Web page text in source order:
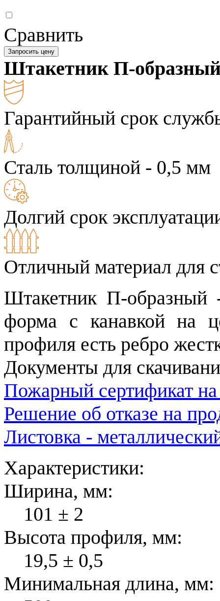
Сравнить
Запросить цену
Штакетник П-
Гарантийный срок
Сталь толщиной - 0,5 мм
Долгий срок
Отличный материал для
Штакетник П-
форма с канавкой на
профиля есть ребро
Документы для
Пожарный сертификат
Решение об отказе на
Листовка -
Характеристики:
Ширина, мм:
101 ± 2
Высота профиля, мм:
19,5 ± 0,5
Минимальная длина, мм: